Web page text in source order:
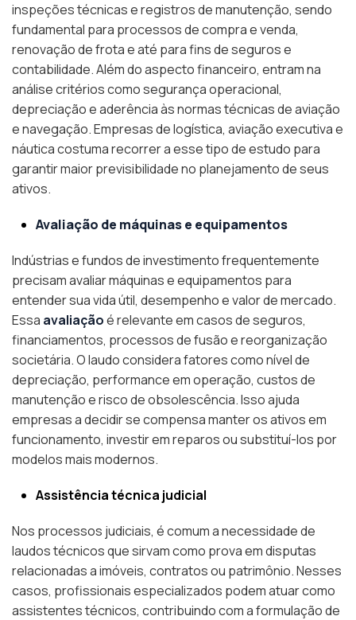
inspeções técnicas e registros de manutenção, sendo
fundamental para processos de compra e venda,
renovação de frota e até para fins de seguros e
contabilidade. Além do aspecto financeiro, entram na
análise critérios como segurança operacional,
depreciação e aderência às normas técnicas de aviação
e navegação. Empresas de logística, aviação executiva e
náutica costuma recorrer a esse tipo de estudo para
garantir maior previsibilidade no planejamento de seus
ativos.
Avaliação de máquinas e equipamentos
Indústrias e fundos de investimento frequentemente
precisam avaliar máquinas e equipamentos para
entender sua vida útil, desempenho e valor de mercado.
Essa avaliaçãoé relevante em casos de seguros,
financiamentos, processos de fusão e reorganização
societária. O laudo considera fatores como nível de
depreciação, performance em operação, custos de
manutenção e risco de obsolescência. Isso ajuda
empresas a decidir se compensa manter os ativos em
funcionamento, investir em reparos ou substituí-los por
modelos mais modernos.
Assistência técnica judicial
Nos processos judiciais, é comum a necessidade de
laudos técnicos que sirvam como prova em disputas
relacionadas a imóveis, contratos ou patrimônio. Nesses
casos, profissionais especializados podem atuar como
assistentes técnicos, contribuindo com a formulação de